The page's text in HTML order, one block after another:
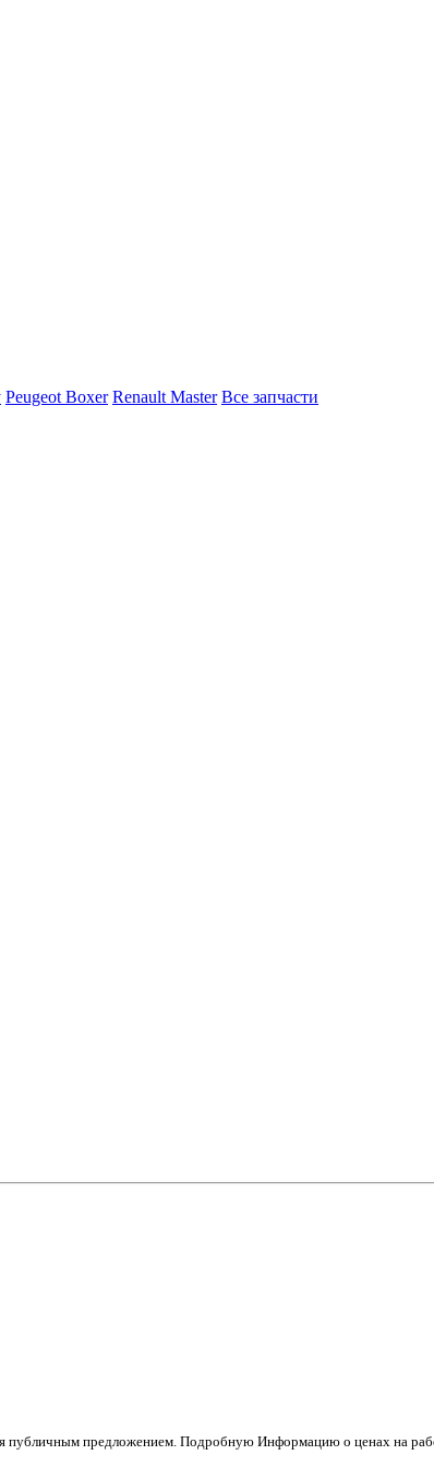
Peugeot Boxer Renault Master Все запчасти
публичным предложением. Подробную Информацию о ценах на